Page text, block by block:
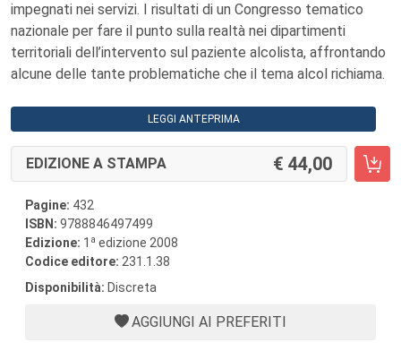
impegnati nei servizi. I risultati di un Congresso tematico
nazionale per fare il punto sulla realtà nei dipartimenti
territoriali dell’intervento sul paziente alcolista, affrontando
alcune delle tante problematiche che il tema alcol richiama.
LEGGI ANTEPRIMA
EDIZIONE A STAMPA 44,00
Pagine: 432
ISBN: 9788846497499
Edizione: 1 a edizione 2008
Codice editore: 231.1.38
Disponibilità: Discreta
AGGIUNGI AI PREFERITI